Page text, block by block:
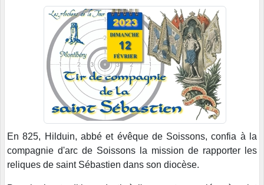
En 825, Hilduin, abbé et évêque de Soissons, confia à la
compagnie d'arc de Soissons la mission de rapporter les
reliques de saint Sébastien dans son diocèse.